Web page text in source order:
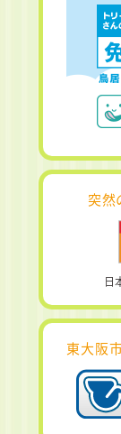
突然
日
東大阪